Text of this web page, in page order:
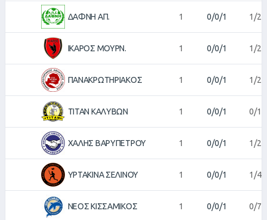
ΔΑΦΝΗ ΑΠ. 1 0/0/1 1/2
ΙΚΑΡΟΣ ΜΟΥΡΝ. 1 0/0/1 1/2
ΠΑΝΑΚΡΩΤΗΡΙΑΚΟΣ 1 0/0/1 1/2
ΤΙΤΑΝ ΚΑΛΥΒΩΝ 1 0/0/1 0/1
ΧΑΛΗΣ ΒΑΡΥΠΕΤΡΟΥ 1 0/0/1 1/2
ΥΡΤΑΚΙΝΑ ΣΕΛΙΝΟΥ 1 0/0/1 1/4
ΝΕΟΣ ΚΙΣΣΑΜΙΚΟΣ 1 0/0/1 0/7